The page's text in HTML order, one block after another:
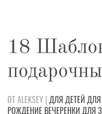
18
ОТ ALEKSEY | ДЛЯ ДЕТЕЙ ДЛЯ
РОЖДЕНИЕ ВЕЧЕРЕНКИ ДЛЯ